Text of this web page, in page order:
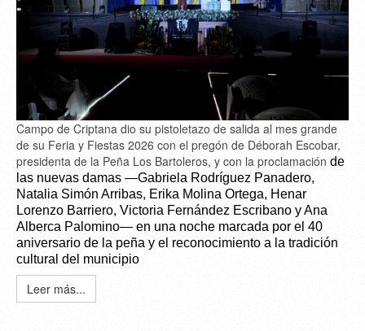
Campo de Criptana dio su pistoletazo de salida al mes grande
de su Feria y Fiestas 2026 con el pregón de Déborah Escobar,
presidenta de la Peña Los Bartoleros, y con la proclamación de
las nuevas damas —Gabriela Rodríguez Panadero,
Natalia Simón Arribas, Erika Molina Ortega, Henar
Lorenzo Barriero, Victoria Fernández Escribano y Ana
Alberca Palomino— en una noche marcada por el 40
aniversario de la peña y el reconocimiento a la tradición
cultural del municipio
Leer más...